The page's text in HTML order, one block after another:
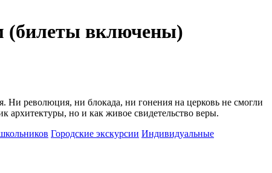
(билеты включены)
Ни революция, ни блокада, ни гонения на церковь не смогли
архитектуры, но и как живое свидетельство веры.
Городские экскурсии Индивидуальные